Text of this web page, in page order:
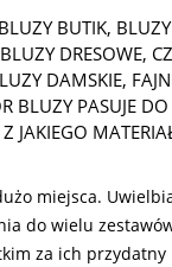
BLUZY BUTIK, BLUZY
BLUZY DRESOWE,
DAMSKIE,
BLUZY PASUJE DO
Z JAKIEGO
miejsca.
do wielu
za ich przydatny